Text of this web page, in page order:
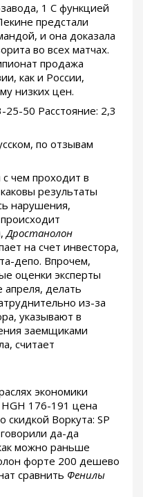
1 С функцией
предстали
и она доказала
во всех матчах.
продажа
как и России,
низких цен.
50 Расстояние: 2,3
по отзывам
чем проходит в
результаты
нарушения,
Дростанолон
на счет инвестора,
депо. Впрочем,
оценки эксперты
апреля, делать
из-за
указывают в
заемщиками
считает
экономики
176-191 цена
скидкой Воркута: SP
да-да
можно раньше
форте 200 дешево
сравнить Фенилы